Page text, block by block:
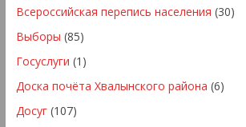
Всероссийская перепись населения (30)
Выборы (85)
Госуслуги (1)
Доска почёта Хвалынского района (6)
Досуг(107)